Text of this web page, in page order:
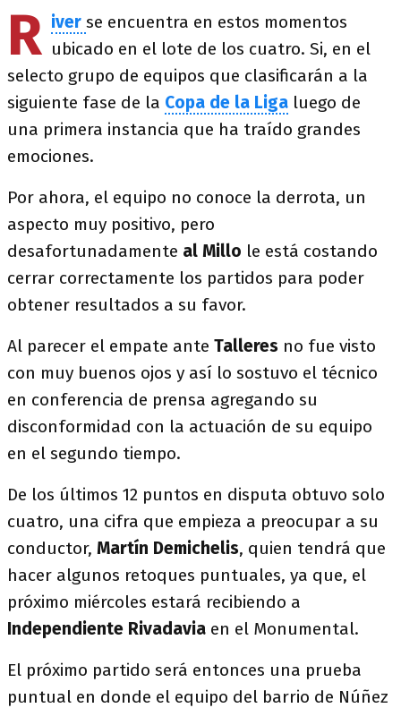
R iver se encuentra en estos momentos
ubicado en el lote de los cuatro. Si, en el
selecto grupo de equipos que clasificarán a la
siguiente fase de la Copa de la Liga luego de
una primera instancia que ha traído grandes
emociones.
Por ahora, el equipo no conoce la derrota, un
aspecto muy positivo, pero
desafortunadamente al Millo le está costando
cerrar correctamente los partidos para poder
obtener resultados a su favor.
Al parecer el empate ante Talleres no fue visto
con muy buenos ojos y así lo sostuvo el técnico
en conferencia de prensa agregando su
disconformidad con la actuación de su equipo
en el segundo tiempo.
De los últimos 12 puntos en disputa obtuvo solo
cuatro, una cifra que empieza a preocupar a su
conductor, Martín Demichelis, quien tendrá que
hacer algunos retoques puntuales, ya que, el
próximo miércoles estará recibiendo a
Independiente Rivadavia en el Monumental.
El próximo partido será entonces una prueba
puntual en donde el equipo del barrio de Núñez